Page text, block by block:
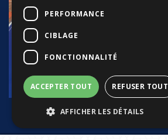
PERFORMANCE
CIBLAGE
FONCTIONNALITÉ
ACCEPTER TOUT REFUSER TOUT
AFFICHER LES DÉTAILS